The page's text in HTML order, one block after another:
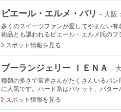
ピエール・エルメ・パリ - 大阪
多くのスイーツファンが愛してやまない
術品とも謳われるピエール・エルメ氏のブ
スポット情報を見る
ブーランジェリー ＩＥＮＡ -
種類の多さで常連さんがたくさんいるパ
に人気です。ハード系はバケット、バター
スポット情報を見る